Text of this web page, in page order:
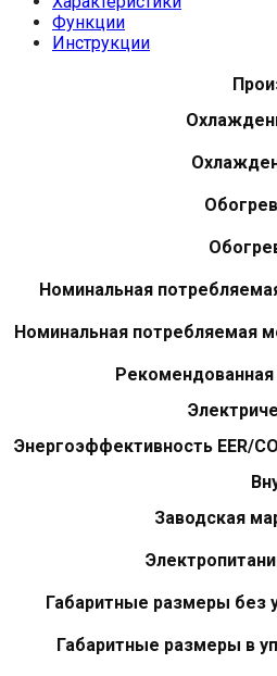
Функции
Инструкции
Номинальная
Номинальная потребляемая
Энергоэффективность EER/
Заводская
Габаритные размеры
Габаритные размеры в